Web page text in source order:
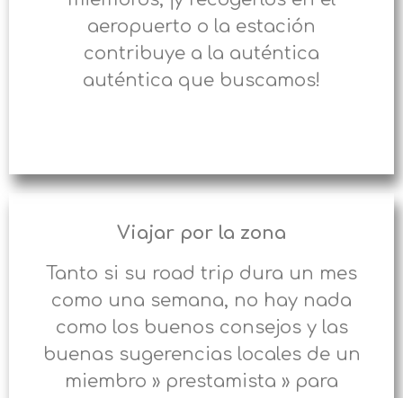
aeropuerto o la estación
contribuye a la auténtica
auténtica que buscamos!
Viajar por la zona
Tanto si su road trip dura un mes
como una semana, no hay nada
como los buenos consejos y las
buenas sugerencias locales de un
miembro » prestamista » para